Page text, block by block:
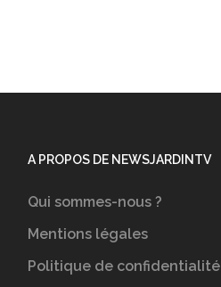
A PROPOS DE NEWSJARDINTV
Qui sommes-nous ?
Mentions légales
Politique de confidentialité